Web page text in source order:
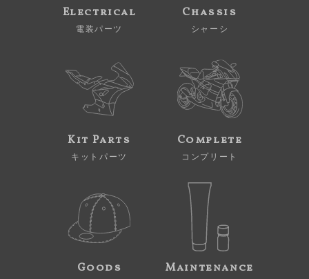
Electrical
電装パーツ
Chassis
シャーシ
Kit Parts
キットパーツ
Complete
コンプリート
Goods Maintenance